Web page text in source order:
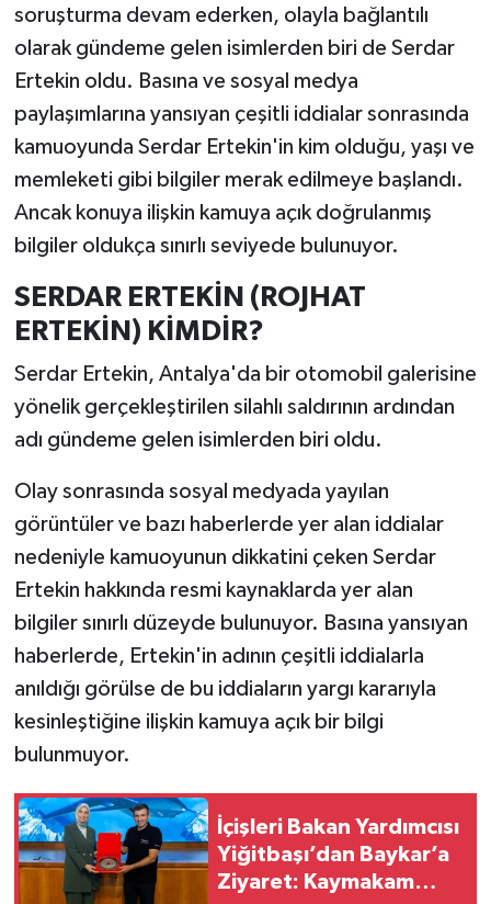
soruşturma devam ederken, olayla bağlantılı
olarak gündeme gelen isimlerden biri de Serdar
Ertekin oldu. Basına ve sosyal medya
paylaşımlarına yansıyan çeşitli iddialar sonrasında
kamuoyunda Serdar Ertekin'in kim olduğu, yaşı ve
memleketi gibi bilgiler merak edilmeye başlandı.
Ancak konuya ilişkin kamuya açık doğrulanmış
bilgiler oldukça sınırlı seviyede bulunuyor.
SERDAR ERTEKİN (ROJHAT
ERTEKİN) KİMDİR?
Serdar Ertekin, Antalya'da bir otomobil galerisine
yönelik gerçekleştirilen silahlı saldırının ardından
adı gündeme gelen isimlerden biri oldu.
Olay sonrasında sosyal medyada yayılan
görüntüler ve bazı haberlerde yer alan iddialar
nedeniyle kamuoyunun dikkatini çeken Serdar
Ertekin hakkında resmi kaynaklarda yer alan
bilgiler sınırlı düzeyde bulunuyor. Basına yansıyan
haberlerde, Ertekin'in adının çeşitli iddialarla
anıldığı görülse de bu iddiaların yargı kararıyla
kesinleştiğine ilişkin kamuya açık bir bilgi
bulunmuyor.
İçişleri Bakan Yardımcısı
Yiğitbaşı’dan Baykar’a
Ziyaret: Kaymakam